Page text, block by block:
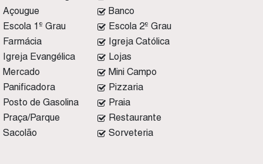
Açougue
Banco
Escola 1º Grau
Escola 2º Grau
Farmácia
Igreja Católica
Igreja Evangélica
Lojas
Mercado
Mini Campo
Panificadora
Pizzaria
Posto de Gasolina
Praia
Praça/Parque
Restaurante
Sacolão
Sorveteria